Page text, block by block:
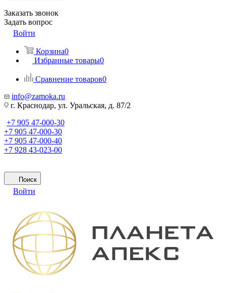
Заказать звонок
Задать вопрос
Войти
Корзина0
Избранные товары0
Сравнение товаров0
info@zamoka.ru
г. Краснодар, ул. Уральская, д. 87/2
+7 905 47-000-30
+7 905 47-000-30
+7 905 47-000-40
+7 928 43-023-00
Поиск
Войти